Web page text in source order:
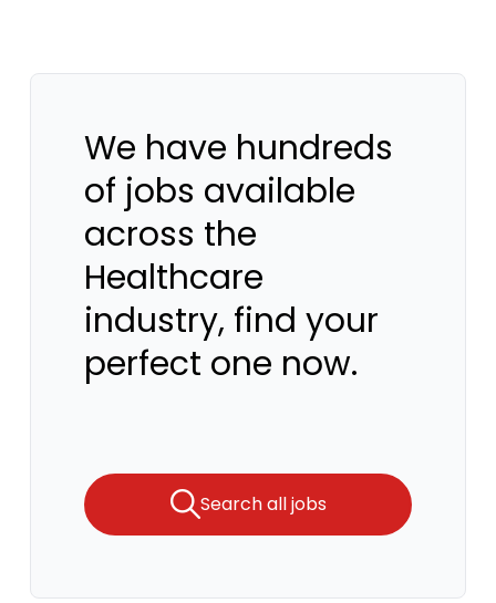
We have hundreds
of jobs available
across the
Healthcare
industry, find your
perfect one now.
Search all jobs